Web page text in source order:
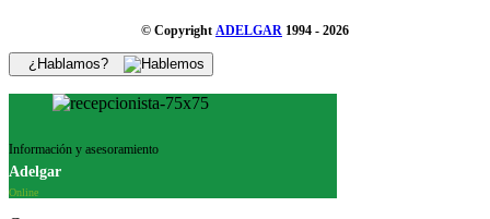
© Copyright ADELGAR 1994 - 2026
¿Hablamos?
Información y asesoramiento
Adelgar
Online